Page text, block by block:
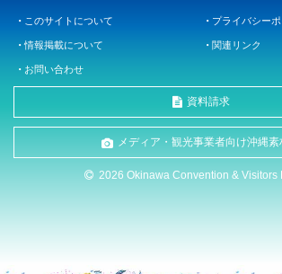
このサイトについて プライバシー
情報掲載について 関連リンク
お問い合わせ
資料請求
メディア・観光事業者向け沖縄素
2026 Okinawa Convention & Visitors